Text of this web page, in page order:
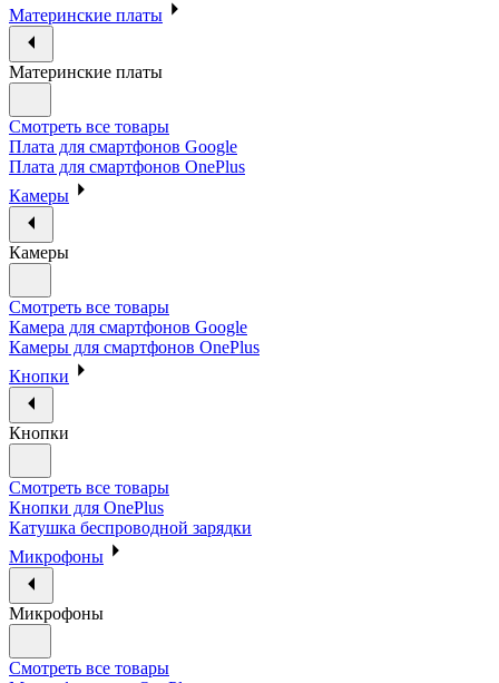
Материнские платы
Материнские платы
Смотреть все товары
Плата для смартфонов Google
Плата для смартфонов OnePlus
Камеры
Камеры
Смотреть все товары
Камера для смартфонов Google
Камеры для смартфонов OnePlus
Кнопки
Кнопки
Смотреть все товары
Кнопки для OnePlus
Катушка беспроводной зарядки
Микрофоны
Микрофоны
Смотреть все товары